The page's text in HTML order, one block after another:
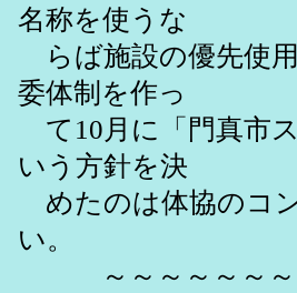
名称を使うな
らば施設の優先使
委体制を作っ
て10月に「門真市
いう方針を決
めたのは体協のコ
い。
～～～～～～～～